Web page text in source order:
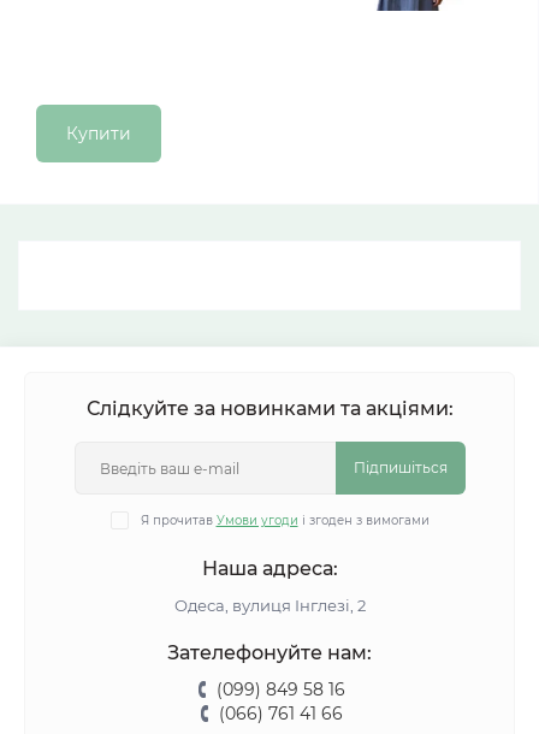
Купити
Слідкуйте за новинками та акціями:
Підпишіться
Я прочитав Умови угоди і згоден з вимогами
Наша адреса:
Одеса, вулиця Інглезі, 2
Зателефонуйте нам:
(099) 849 58 16
(066) 761 41 66